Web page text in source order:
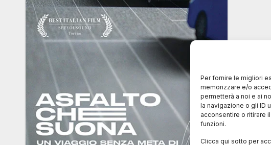
Per fornire le migliori
memorizzare e/o
permetterà a noi e ai
la navigazione o gli ID
acconsentire o ritirare
funzioni.
Clicca qui sotto per